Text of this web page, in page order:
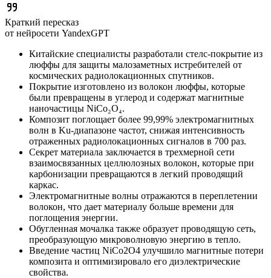
Краткий пересказ
от нейросети YandexGPT
Китайские специалисты разработали стелс-покрытие из
люффы для защиты малозаметных истребителей от
космических радиолокационных спутников.
Покрытие изготовлено из волокон люффы, которые
были превращены в углерод и содержат магнитные
наночастицы NiCo₂O₄.
Композит поглощает более 99,99% электромагнитных
волн в Ku-диапазоне частот, снижая интенсивность
отраженных радиолокационных сигналов в 700 раз.
Секрет материала заключается в трехмерной сети
взаимосвязанных целлюлозных волокон, которые при
карбонизации превращаются в легкий проводящий
каркас.
Электромагнитные волны отражаются в переплетении
волокон, что дает материалу больше времени для
поглощения энергии.
Обугленная мочалка также образует проводящую сеть,
преобразующую микроволновую энергию в тепло.
Введение частиц NiCo2O4 улучшило магнитные потери
композита и оптимизировало его диэлектрические
свойства.